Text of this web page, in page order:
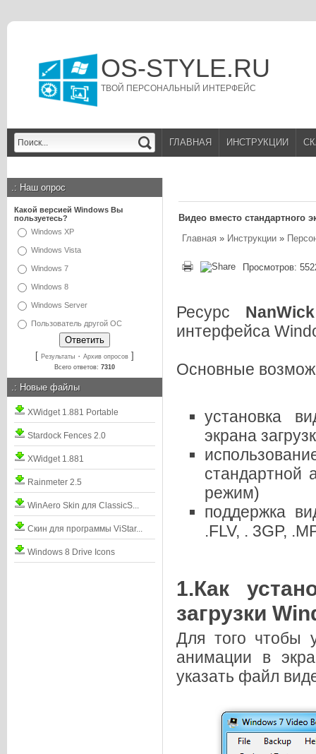
OS-STYLE.RU
ТВОЙ ПЕРСОНАЛЬНЫЙ ИНТЕРФЕЙС
ГЛАВНАЯ ИНСТРУКЦИИ
.: Наш опрос
Какой версией Windows Вы
пользуетесь?
Windows XP
Windows Vista
Windows 7
Windows 8
Windows Server
Пользователь другой ОС
[ Результаты · Архив опросов ]
Всего ответов: 7310
.: Новые файлы
XWidget 1.881 Portable
Stardock Fences 2.0
XWidget 1.881
Rainmeter 2.5
WinAero Skin для ClassicS...
Скин для программы ViStar...
Windows 8 Drive Icons
Видео вместо стандартного
Главная » Инструкции »
Просмотров:
Ресурс NanWick
интерфейса
Основные
установка
экрана
стандартной
режим)
поддержка
.FLV, . 3GP,
1.Как
загрузки
Для того чтобы
анимации в
указать файл